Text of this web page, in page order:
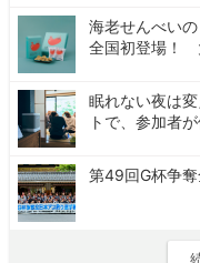
海老せんべい
全国初登場！
眠れない夜は
トで、参加者
第49回G杯争奪